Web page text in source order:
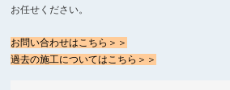
お任せください。
お問い合わせはこちら＞＞
過去の施工についてはこちら＞＞